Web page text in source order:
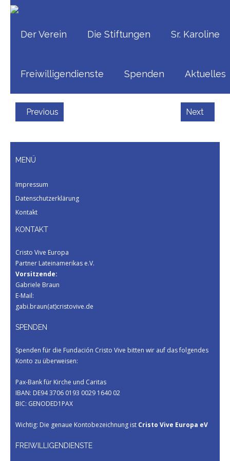
Der Verein Die Stiftungen Sr. Karoline
Freiwilligendienste Spenden Aktuelles
20240616_113238
20240616_113238
Previous Next
MENÜ
Impressum
Datenschutzerklärung
Kontakt
KONTAKT
Cristo Vive Europa
Partner Lateinamerikas e.V.
Vorsitzende:
Gabriele Braun
E-Mail:
gabi.braun(at)cristovive.de
SPENDEN
Spenden für die Fundación Cristo Vive bitten wir auf das folgendes
Konto zu überweisen:
Pax-Bank für Kirche und Caritas
IBAN: DE94 3706 0193 0029 1640 02
BIC: GENODED1PAX
Wichtig: Die genaue Kontobezeichnung ist Cristo Vive Europa eV
FREIWILLIGENDIENSTE